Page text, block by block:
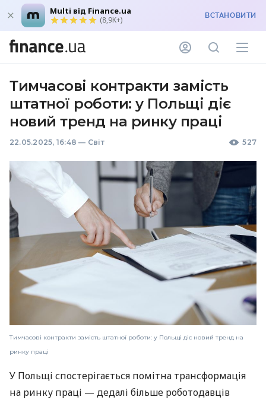
Multi від Finance.ua
(8,9K+) ВСТАНОВИТИ
Тимчасові контракти замість
штатної роботи: у Польщі діє
новий тренд на ринку праці
22.05.2025, 16:48 — Світ 527
Тимчасові контракти замість штатної роботи: у Польщі діє новий тренд на
ринку праці
У Польщі спостерігається помітна трансформація
на ринку праці — дедалі більше роботодавців